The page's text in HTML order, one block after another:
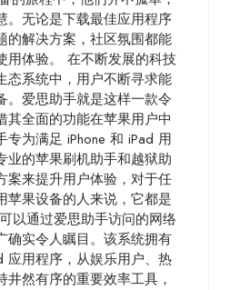
。无论是下载最佳应用程序
的解决方案，社区氛围都能
用体验。 在不断发展的科技
态系统中，用户不断寻求能
。爱思助手就是这样一款令
其全面的功能在苹果用户中
专为满足 iPhone 和 iPad 用
业的苹果刷机助手和越狱助
案来提升用户体验，对于任
苹果设备的人来说，它都是
以通过爱思助手访问的网络
确实令人瞩目。该系统拥有
应用程序，从娱乐用户、热
然有序的重要效率工具，